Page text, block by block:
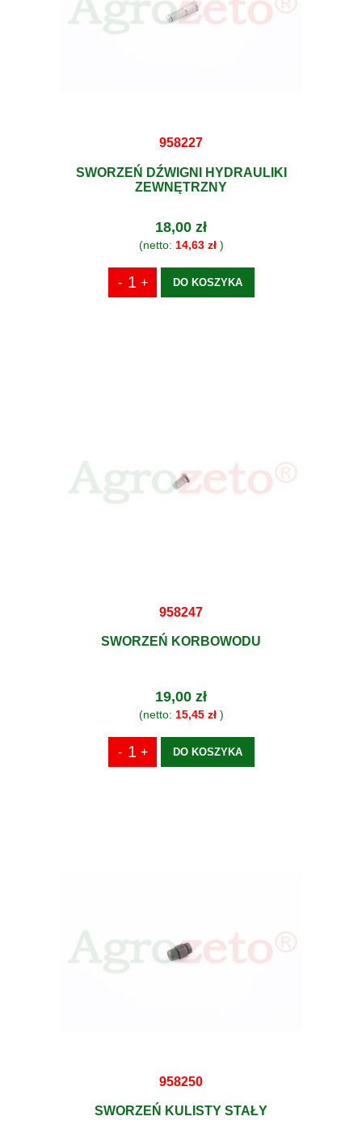
958227
SWORZEŃ DŹWIGNI HYDRAULIKI
ZEWNĘTRZNY
18,00 zł
(netto: 14,63 zł)
DO KOSZYKA
958247
SWORZEŃ KORBOWODU
19,00 zł
(netto: 15,45 zł)
DO KOSZYKA
958250
SWORZEŃ KULISTY STAŁY